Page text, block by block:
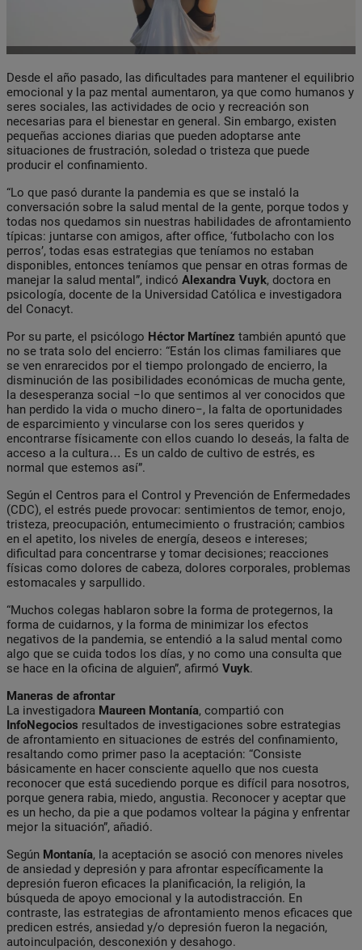
Desde el año pasado, las dificultades para mantener el equilibrio
emocional y la paz mental aumentaron, ya que como humanos y
seres sociales, las actividades de ocio y recreación son
necesarias para el bienestar en general. Sin embargo, existen
pequeñas acciones diarias que pueden adoptarse ante
situaciones de frustración, soledad o tristeza que puede
producir el confinamiento.
“Lo que pasó durante la pandemia es que se instaló la
conversación sobre la salud mental de la gente, porque todos y
todas nos quedamos sin nuestras habilidades de afrontamiento
típicas: juntarse con amigos, after office, ‘futbolacho con los
perros’, todas esas estrategias que teníamos no estaban
disponibles, entonces teníamos que pensar en otras formas de
manejar la salud mental”, indicó Alexandra Vuyk, doctora en
psicología, docente de la Universidad Católica e investigadora
del Conacyt.
Por su parte, el psicólogo Héctor Martínez también apuntó que
no se trata solo del encierro: “Están los climas familiares que
se ven enrarecidos por el tiempo prolongado de encierro, la
disminución de las posibilidades económicas de mucha gente,
la desesperanza social −lo que sentimos al ver conocidos que
han perdido la vida o mucho dinero−, la falta de oportunidades
de esparcimiento y vincularse con los seres queridos y
encontrarse físicamente con ellos cuando lo deseás, la falta de
acceso a la cultura… Es un caldo de cultivo de estrés, es
normal que estemos así”.
Según el Centros para el Control y Prevención de Enfermedades
(CDC), el estrés puede provocar: sentimientos de temor, enojo,
tristeza, preocupación, entumecimiento o frustración; cambios
en el apetito, los niveles de energía, deseos e intereses;
dificultad para concentrarse y tomar decisiones; reacciones
físicas como dolores de cabeza, dolores corporales, problemas
estomacales y sarpullido.
“Muchos colegas hablaron sobre la forma de protegernos, la
forma de cuidarnos, y la forma de minimizar los efectos
negativos de la pandemia, se entendió a la salud mental como
algo que se cuida todos los días, y no como una consulta que
se hace en la oficina de alguien”, afirmó Vuyk.
Maneras de afrontar
La investigadora Maureen Montanía, compartió con
InfoNegocios resultados de investigaciones sobre estrategias
de afrontamiento en situaciones de estrés del confinamiento,
resaltando como primer paso la aceptación: “Consiste
básicamente en hacer consciente aquello que nos cuesta
reconocer que está sucediendo porque es difícil para nosotros,
porque genera rabia, miedo, angustia. Reconocer y aceptar que
es un hecho, da pie a que podamos voltear la página y enfrentar
mejor la situación”, añadió.
Según Montanía, la aceptación se asoció con menores niveles
de ansiedad y depresión y para afrontar específicamente la
depresión fueron eficaces la planificación, la religión, la
búsqueda de apoyo emocional y la autodistracción. En
contraste, las estrategias de afrontamiento menos eficaces que
predicen estrés, ansiedad y/o depresión fueron la negación,
autoinculpación, desconexión y desahogo.